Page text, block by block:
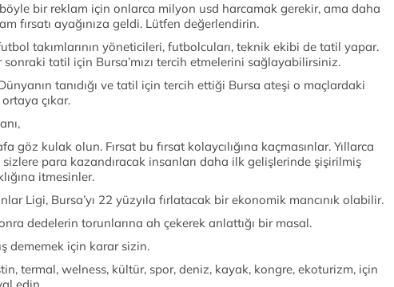
bir reklam için onlarca milyon usd harcamak gerekir, ama daha
fırsatı ayağınıza geldi. Lütfen değerlendirin.
takımlarının yöneticileri, futbolcuları, teknik ekibi de tatil yapar.
sonraki tatil için Bursa’mızı tercih etmelerini sağlayabilirsiniz.
tanıdığı ve tatil için tercih ettiği Bursa ateşi o maçlardaki
çıkar.
göz kulak olun. Fırsat bu fırsat kolaycılığına kaçmasınlar. Yıllarca
sizlere para kazandıracak insanları daha ilk gelişlerinde şişirilmiş
itmesinler.
Ligi, Bursa’yı 22 yüzyıla fırlatacak bir ekonomik mancınık olabilir.
dedelerin torunlarına ah çekerek anlattığı bir masal.
dememek için karar sizin.
termal, welness, kültür, spor, deniz, kayak, kongre, ekoturizm, için